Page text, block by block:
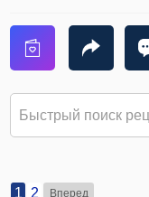
1 2 Вперед